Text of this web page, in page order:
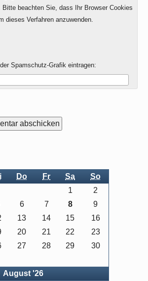
Bitte beachten Sie, dass Ihr Browser Cookies
dieses Verfahren anzuwenden.
Spamschutz-Grafik eintragen:
Do Fr Sa So
August '26
1
2
6 7 8
9
13 14 15
16
20 21 22
23
27 28 29
30